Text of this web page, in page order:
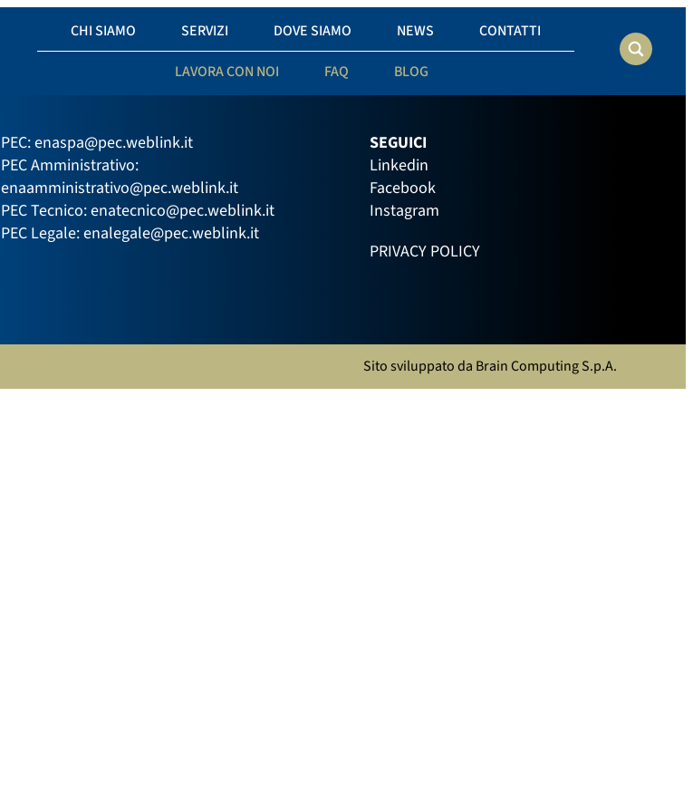
CHI SIAMO SERVIZI DOVE SIAMO NEWS CONTATTI
LAVORA CON NOI FAQ BLOG
PEC:enaspa@pec.weblink.it
PEC Amministrativo:
enaamministrativo@pec.weblink.it
PEC Tecnico:enatecnico@pec.weblink.it
PEC Legale:enalegale@pec.weblink.it
SEGUICI
Linkedin
Facebook
Instagram
PRIVACY POLICY
Sito sviluppato da Brain Computing S.p.A.